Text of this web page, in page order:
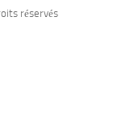
réservés